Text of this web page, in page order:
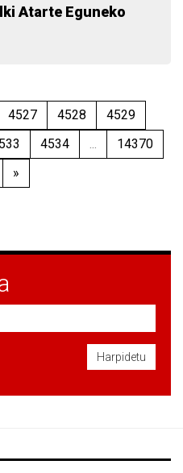
Atarte Eguneko
4527 4528
4529
4534 ...
14370
»
Harpidetu